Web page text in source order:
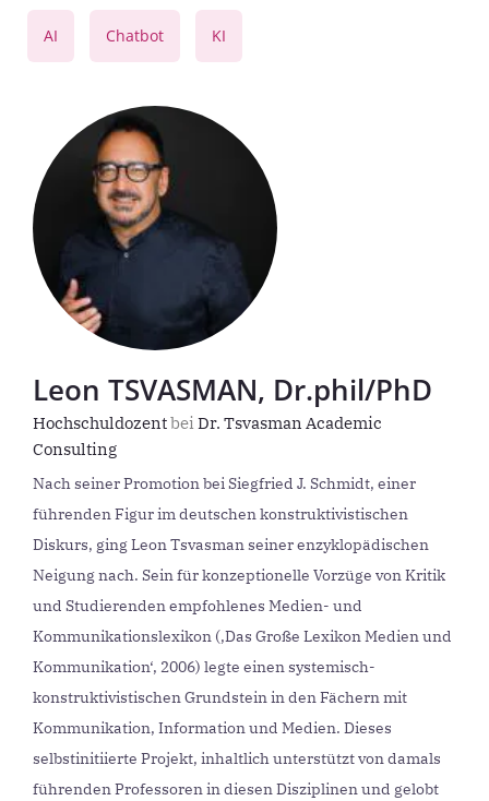
AI Chatbot KI
Leon TSVASMAN, Dr.phil/PhD
HochschuldozentbeiDr. Tsvasman Academic
Consulting
Nach seiner Promotion bei Siegfried J. Schmidt, einer
führenden Figur im deutschen konstruktivistischen
Diskurs, ging Leon Tsvasman seiner enzyklopädischen
Neigung nach. Sein für konzeptionelle Vorzüge von Kritik
und Studierenden empfohlenes Medien- und
Kommunikationslexikon (‚Das Große Lexikon Medien und
Kommunikation‘, 2006) legte einen systemisch-
konstruktivistischen Grundstein in den Fächern mit
Kommunikation, Information und Medien. Dieses
selbstinitiierte Projekt, inhaltlich unterstützt von damals
führenden Professoren in diesen Disziplinen und gelobt